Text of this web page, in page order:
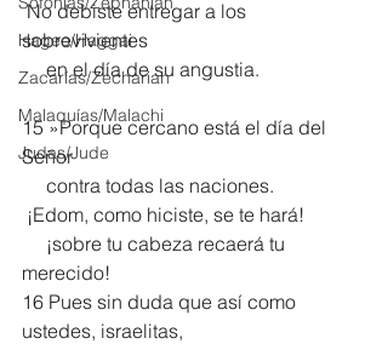
Hageo/Haggai
Zacarías/Zechariah
Malaquías/Malachi
Judas/Jude
No debiste entregar a los
sobrevivientes
     en el día de su angustia.
15 »Porque cercano está el día del
Señor
     contra todas las naciones.
¡Edom, como hiciste, se te hará!
merecido!
16 Pues sin duda que así como
ustedes, israelitas,